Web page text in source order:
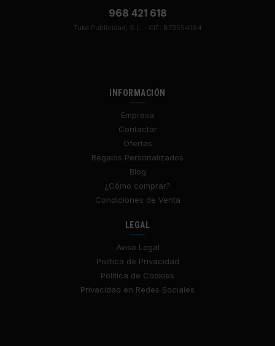
968 421 618
Tuka Publicidad, S.L. - CIF: B73554164
INFORMACIÓN
Empresa
Contactar
Ofertas
Regalos Personalizados
Blog
¿Cómo comprar?
Condiciones de Venta
LEGAL
Aviso Legal
Política de Privacidad
Política de Cookies
Privacidad en Redes Sociales